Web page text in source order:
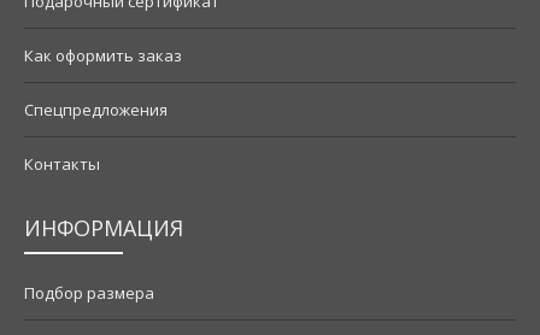
Как оформить заказ
Спецпредложения
Контакты
ИНФОРМАЦИЯ
Подбор размера